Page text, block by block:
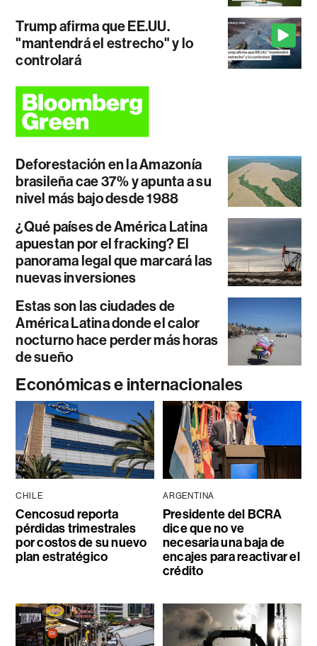
Trump afirma que EE.UU.
"mantendrá el estrecho" y lo
controlará
Deforestación en la Amazonía
brasileña cae 37% y apunta a su
nivel más bajo desde 1988
¿Qué países de América Latina
apuestan por el fracking? El
panorama legal que marcará las
nuevas inversiones
Estas son las ciudades de
América Latina donde el calor
nocturno hace perder más horas
de sueño
Económicas e internacionales
CHILE
Cencosud reporta
pérdidas trimestrales
por costos de su nuevo
plan estratégico
ARGENTINA
Presidente del BCRA
dice que no ve
necesaria una baja de
encajes para reactivar el
crédito